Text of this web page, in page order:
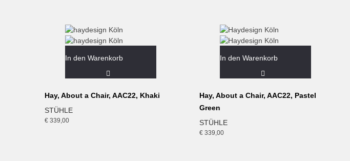
In den Warenkorb
Hay, About a Chair, AAC22, Khaki
STÜHLE
€ 339,00
In den Warenkorb
Hay, About a Chair, AAC22, Pastel
Green
STÜHLE
€ 339,00